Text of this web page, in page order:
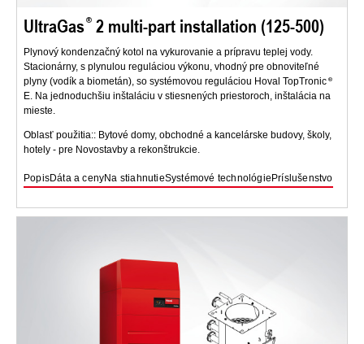
UltraGas 2 multi-part installation (125-500)
Plynový kondenzačný kotol na vykurovanie a prípravu teplej vody.
Stacionárny, s plynulou reguláciou výkonu, vhodný pre obnoviteľné
plyny (vodík a biometán), so systémovou reguláciou Hoval TopTronic
E. Na jednoduchšiu inštaláciu v stiesnených priestoroch, inštalácia na
mieste.
Oblasť použitia:: Bytové domy, obchodné a kancelárske budovy, školy,
hotely - pre Novostavby a rekonštrukcie.
PopisDáta a cenyNa stiahnutieSystémové technológiePríslušenstvo